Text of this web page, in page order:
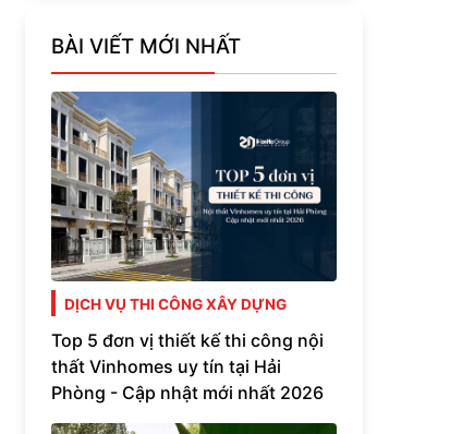
BÀI VIẾT MỚI NHẤT
DỊCH VỤ THI CÔNG XÂY DỰNG
Top 5 đơn vị thiết kế thi công nội
thất Vinhomes uy tín tại Hải
Phòng - Cập nhật mới nhất 2026